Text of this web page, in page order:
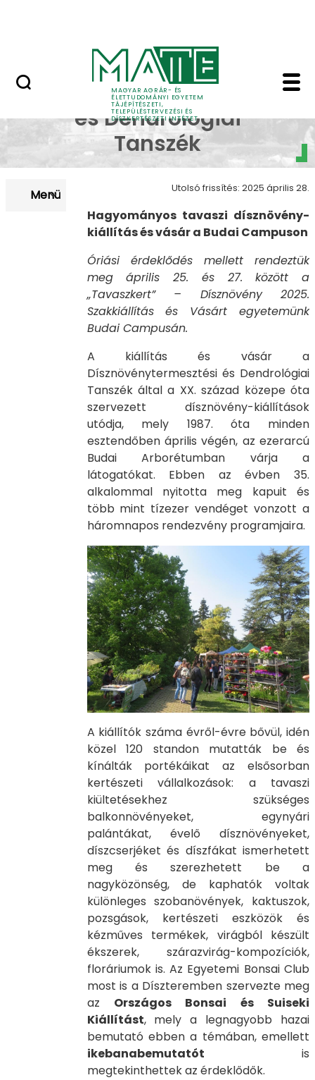
MAGYAR AGRÁR- ÉS
ÉLETTUDOMÁNYI EGYETEM
TÁJÉPÍTÉSZETI,
TELEPÜLÉSTERVEZÉSI ÉS
DÍSZKERTÉSZETI INTÉZET
Tavaszi Dísznövény
Dísznövénytermesztési
és Dendrológiai
Tanszék
Menü Utolsó frissítés: 2025 április 28.
Hagyományos tavaszi dísznövény-
kiállítás és vásár a Budai Campuson
Óriási érdeklődés mellett rendeztük
meg április 25. és 27. között a
„Tavaszkert” – Dísznövény 2025.
Szakkiállítás és Vásárt egyetemünk
Budai Campusán.
A kiállítás és vásár a
Dísznövénytermesztési és Dendrológiai
Tanszék által a XX. század közepe óta
szervezett dísznövény-kiállítások
utódja, mely 1987. óta minden
esztendőben április végén, az ezerarcú
Budai Arborétumban várja a
látogatókat. Ebben az évben 35.
alkalommal nyitotta meg kapuit és
több mint tízezer vendéget vonzott a
háromnapos rendezvény programjaira.
​​​​​A kiállítók száma évről-évre bővül, idén
közel 120 standon mutatták be és
kínálták portékáikat az elsősorban
kertészeti vállalkozások: a tavaszi
kiültetésekhez szükséges
balkonnövényeket, egynyári
palántákat, évelő dísznövényeket,
díszcserjéket és díszfákat ismerhetett
meg és szerezhetett be a
nagyközönség, de kaphatók voltak
különleges szobanövények, kaktuszok,
pozsgások, kertészeti eszközök és
kézműves termékek, virágból készült
ékszerek, szárazvirág-kompozíciók,
floráriumok is. Az Egyetemi Bonsai Club
most is a Díszteremben szervezte meg
az Országos Bonsai és Suiseki
Kiállítást, mely a legnagyobb hazai
bemutató ebben a témában, emellett
ikebanabemutatót is
megtekinthettek az érdeklődők.